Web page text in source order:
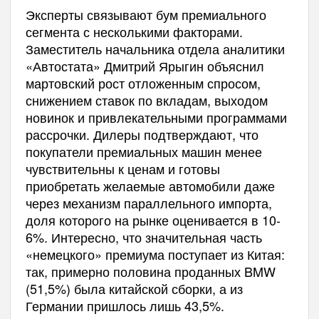
Эксперты связывают бум премиального
сегмента с несколькими факторами.
Заместитель начальника отдела аналитики
«Автостата» Дмитрий Ярыгин объяснил
мартовский рост отложенным спросом,
снижением ставок по вкладам, выходом
новинок и привлекательными программами
рассрочки. Дилеры подтверждают, что
покупатели премиальных машин менее
чувствительны к ценам и готовы
приобретать желаемые автомобили даже
через механизм параллельного импорта,
доля которого на рынке оценивается в 10-
6%. Интересно, что значительная часть
«немецкого» премиума поступает из Китая:
так, примерно половина проданных BMW
(51,5%) была китайской сборки, а из
Германии пришлось лишь 43,5%.